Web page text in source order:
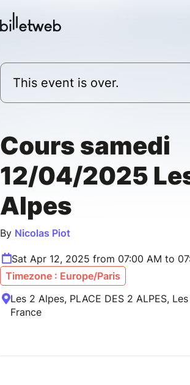
This event is over.
Cours samedi
12/04/2025
Alpes
By Nicolas Piot
Sat Apr 12, 2025 from 07:00 AM to
Timezone : Europe/Paris
Les 2 Alpes, PLACE DES 2 ALPES,
France